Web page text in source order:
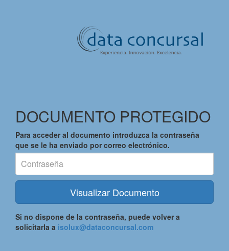
DOCUMENTO PROTEGIDO
Para acceder al documento introduzca la contraseña
que se le ha enviado por correo electrónico.
Visualizar Documento
Si no dispone de la contraseña, puede volver a
solicitarla a isolux@dataconcursal.com